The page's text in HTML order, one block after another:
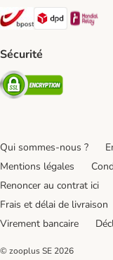
Bpost Shipping
DPD
Sécurité
Security
Qui sommes-nous ?
Mentions légales
Renoncer au contrat ici
Frais et délai de livraison
Virement bancaire
© zooplus SE 2026